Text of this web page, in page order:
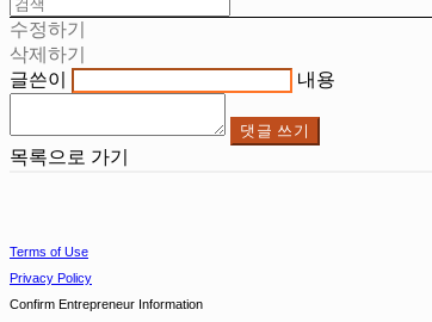
수정하기
삭제하기
글쓴이
내용
댓글 쓰기
목록으로 가기
Terms of Use
Privacy Policy
Confirm Entrepreneur Information